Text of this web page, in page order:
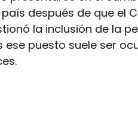
después de que el
la inclusión de la
puesto suele ser